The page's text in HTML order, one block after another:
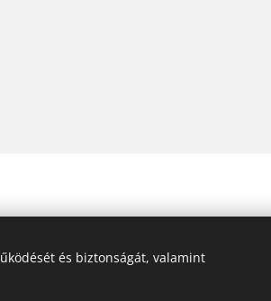
Tetőfedő Bádogos, 2682 Püspökhatvan,
és biztonságát, valamint